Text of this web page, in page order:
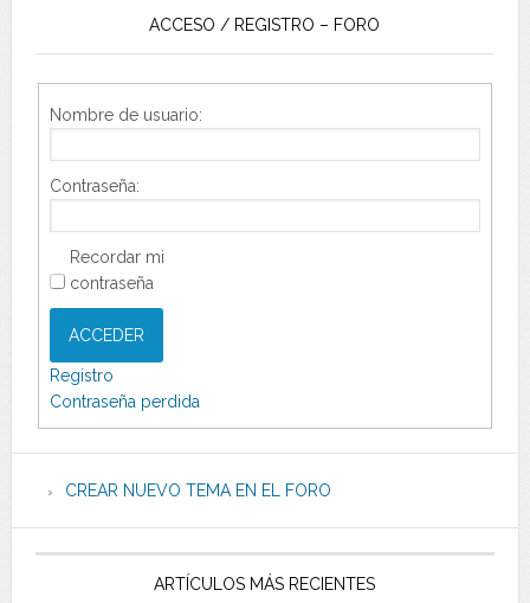
ACCESO / REGISTRO – FORO
Nombre de usuario:
Contraseña:
Recordar mi
contraseña
ACCEDER
Registro
Contraseña perdida
CREAR NUEVO TEMA EN EL FORO
ARTÍCULOS MÁS RECIENTES